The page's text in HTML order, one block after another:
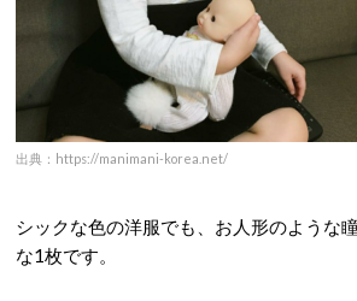
出典：https://manimani-korea.net/
シックな色の洋服でも、お人形のような
な1枚です。